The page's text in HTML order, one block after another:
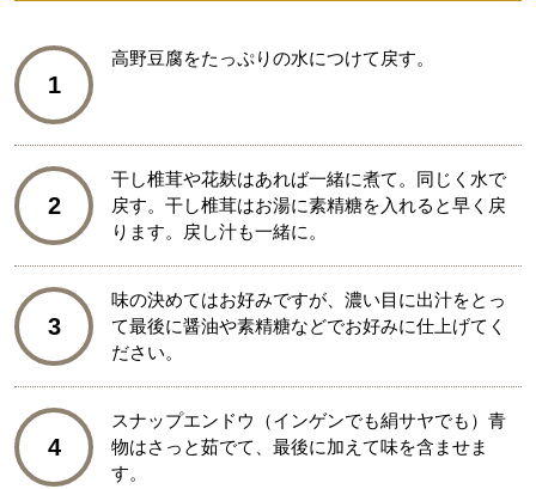
1
高野豆腐をたっぷりの水につけて戻す。
2
干し椎茸や花麸はあれば一緒に煮て。同じく水で
戻す。干し椎茸はお湯に素精糖を入れると早く戻
ります。戻し汁も一緒に。
3
味の決めてはお好みですが、濃い目に出汁をとっ
て最後に醤油や素精糖などでお好みに仕上げてく
ださい。
4
スナップエンドウ（インゲンでも絹サヤでも）青
物はさっと茹でて、最後に加えて味を含ませま
す。